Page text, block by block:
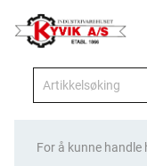
For å kunne handle